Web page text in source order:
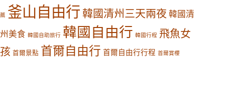
薦 釜山自由行 韓國清州三天兩夜 韓國清
州美食 韓國自助旅行 韓國自由行 韓國行程 飛魚女
孩 首爾景點 首爾自由行 首爾自由行行程 首爾賞櫻